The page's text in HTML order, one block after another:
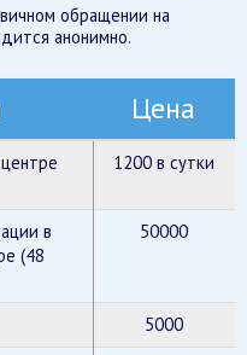
обращении на
анонимно.
Цена
1200 в сутки
в
(48
50000
5000